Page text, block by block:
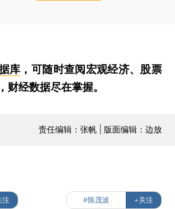
库 ，可随时查阅宏观经济、股票
财经数据尽在掌握。
责任编辑：张帆 | 版面编辑：边放
注 #陈茂波 +关注